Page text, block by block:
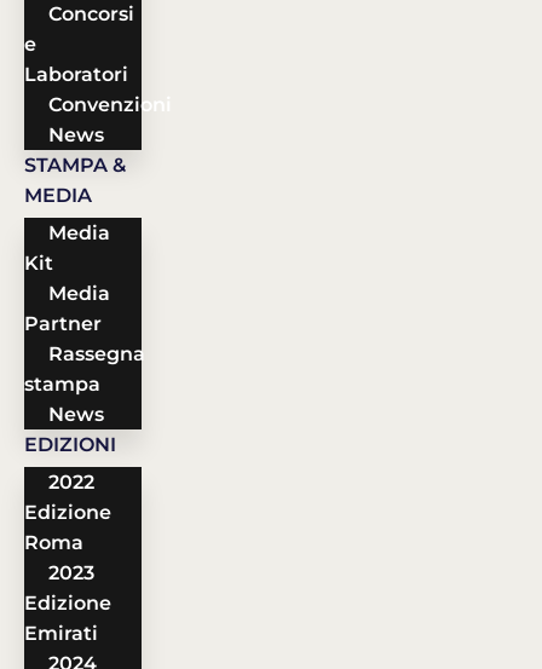
Concorsi
e
Laboratori
Convenzioni
News
STAMPA &
MEDIA
Media
Kit
Media
Partner
Rassegna
stampa
News
EDIZIONI
2022
Edizione
Roma
2023
Edizione
Emirati
2024